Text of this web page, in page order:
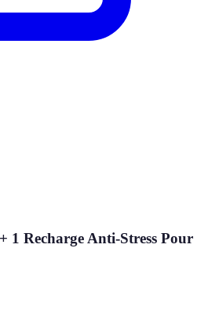
1 Recharge Anti-Stress Pour